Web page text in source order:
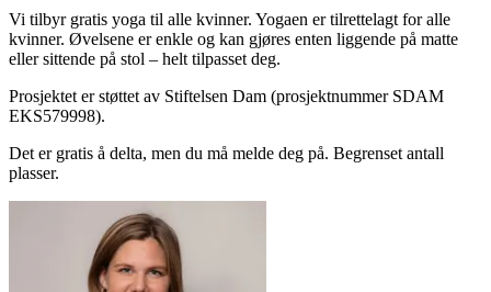
Vi tilbyr gratis yoga til alle kvinner. Yogaen er tilrettelagt for alle
kvinner. Øvelsene er enkle og kan gjøres enten liggende på matte
eller sittende på stol – helt tilpasset deg.
Prosjektet er støttet av Stiftelsen Dam (prosjektnummer SDAM
EKS579998).
Det er gratis å delta, men du må melde deg på. Begrenset antall
plasser.